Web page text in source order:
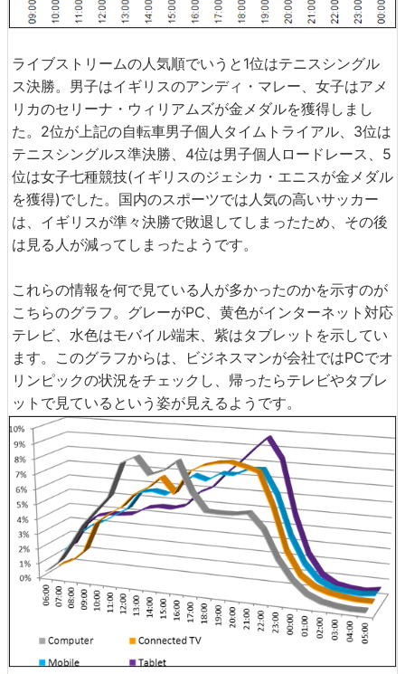
ライブストリームの人気順でいうと1位はテニスシングル
ス決勝。男子はイギリスのアンディ・マレー、女子はアメ
リカのセリーナ・ウィリアムズが金メダルを獲得しまし
た。2位が上記の自転車男子個人タイムトライアル、3位は
テニスシングルス準決勝、4位は男子個人ロードレース、5
位は女子七種競技(イギリスのジェシカ・エニスが金メダル
を獲得)でした。国内のスポーツでは人気の高いサッカー
は、イギリスが準々決勝で敗退してしまったため、その後
は見る人が減ってしまったようです。
これらの情報を何で見ている人が多かったのかを示すのが
こちらのグラフ。グレーがPC、黄色がインターネット対応
テレビ、水色はモバイル端末、紫はタブレットを示してい
ます。このグラフからは、ビジネスマンが会社ではPCでオ
リンピックの状況をチェックし、帰ったらテレビやタブレ
ットで見ているという姿が見えるようです。